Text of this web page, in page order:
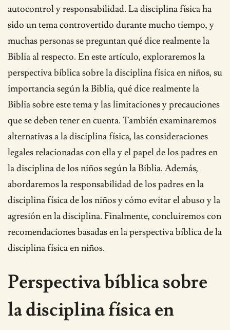
autocontrol y responsabilidad. La disciplina física ha
sido un tema controvertido durante mucho tiempo, y
muchas personas se preguntan qué dice realmente la
Biblia al respecto. En este artículo, exploraremos la
perspectiva bíblica sobre la disciplina física en niños, su
importancia según la Biblia, qué dice realmente la
Biblia sobre este tema y las limitaciones y precauciones
que se deben tener en cuenta. También examinaremos
alternativas a la disciplina física, las consideraciones
legales relacionadas con ella y el papel de los padres en
la disciplina de los niños según la Biblia. Además,
abordaremos la responsabilidad de los padres en la
disciplina física de los niños y cómo evitar el abuso y la
agresión en la disciplina. Finalmente, concluiremos con
recomendaciones basadas en la perspectiva bíblica de la
disciplina física en niños.
Perspectiva bíblica sobre
la disciplina física en